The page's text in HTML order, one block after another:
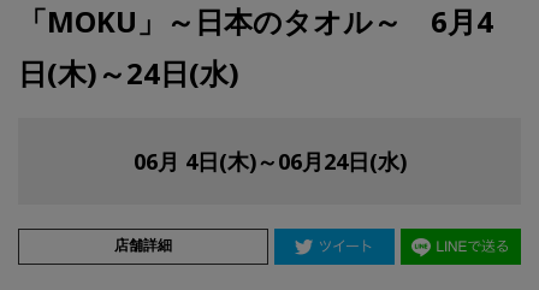
「MOKU」～日本のタオル～ 6月4
日(木)～24日(水)
06月 4日(木)～06月24日(水)
店舗詳細